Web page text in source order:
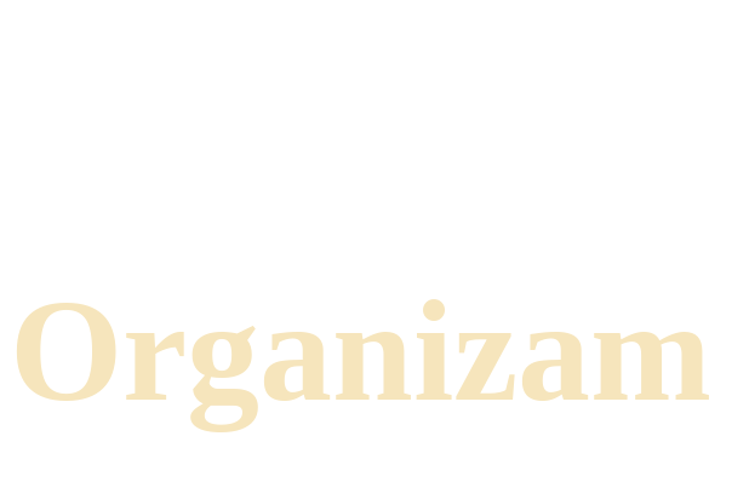
Organizam